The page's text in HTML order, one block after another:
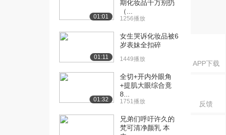
APP下载
反馈
发类化妆品使用的...
发攻略
[20] 四川大学公开课：敏
感性皮肤的概述1...
2.2万播放
01:01
期化妆品千万别扔
（...
1256播放
01:11
女生哭诉化妆品被6
岁表妹全扣碎
1449播放
01:32
全切+开内外眼角
+提肌大眼综合竟
8...
1751播放
兄弟们呼吁许久的
梵可清净颜乳 本